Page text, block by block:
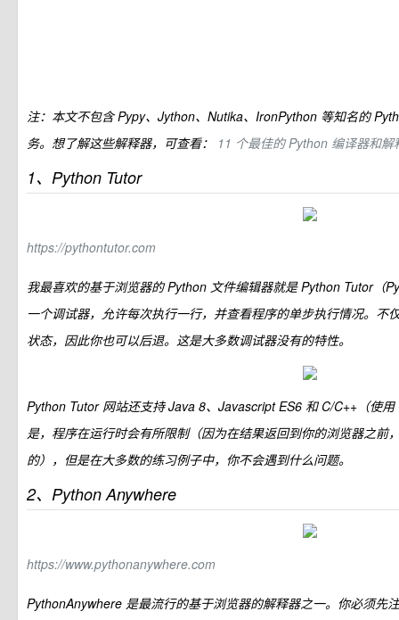
注：本文不包含 Pypy、Jython、Nutika、IronPython 等知名的
务。想了解这些解释器，可查看： 11 个最佳的 Python 编译器和解
1、Python Tutor
https://pythontutor.com
我最喜欢的基于浏览器的 Python 文件编辑器就是 Python Tutor（
一个调试器，允许每次执行一行，并查看程序的单步执行情况。不
状态，因此你也可以后退。这是大多数调试器没有的特性。
Python Tutor 网站还支持 Java 8、Javascript ES6 和 C/C++（使
是，程序在运行时会有所限制（因为在结果返回到你的浏览器之前
的），但是在大多数的练习例子中，你不会遇到什么问题。
2、Python Anywhere
https://www.pythonanywhere.com
PythonAnywhere 是最流行的基于浏览器的解释器之一。你必须先